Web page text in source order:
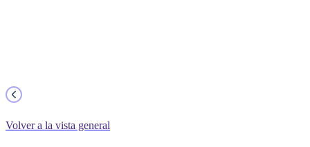
Volver a la vista general